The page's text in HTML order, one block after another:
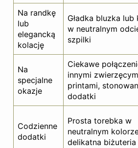
Na randkę
lub
elegancką
kolację
Gładka bluzka lub
w neutralnym
szpilki
Na
specjalne
okazje
Ciekawe
innymi
printami,
dodatki
Codzienne
dodatki
Prosta torebka w
neutralnym
delikatna biżuteria